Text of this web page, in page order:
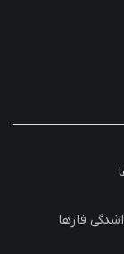
فازها